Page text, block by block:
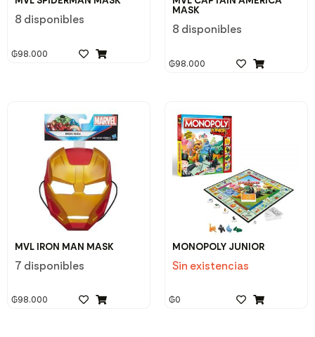
8 disponibles
₲98.000
MASK
8 disponibles
₲98.000
MVL IRON MAN MASK
7 disponibles
₲98.000
MONOPOLY JUNIOR
Sin existencias
₲0